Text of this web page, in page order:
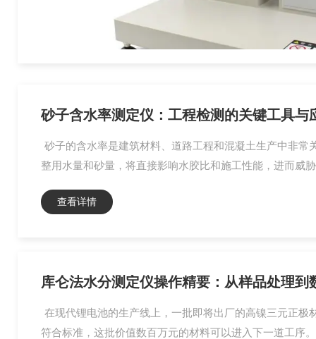
砂子含水率测定仪：工程检测的关键工具与
砂子的含水率是建筑材料、道路工程和混凝土生产中非
整用水量和砂量，将直接影响水胶比和施工性能，进而威
查看详情
库仑法水分测定仪操作精要：从样品处理到
在现代锂电池的生产线上，一批即将出厂的高镍三元正
符合标准，这批价值数百万元的材料可以进入下一道工序